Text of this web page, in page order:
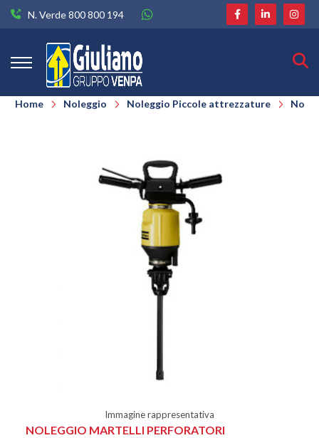
N. Verde 800 800 194
Home Noleggio Noleggio Piccole attrezzature
Immagine rappresentativa
NOLEGGIO MARTELLI PERFORATORI